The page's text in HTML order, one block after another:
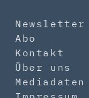
Newsletter
Abo
Kontakt
Über uns
Mediadaten